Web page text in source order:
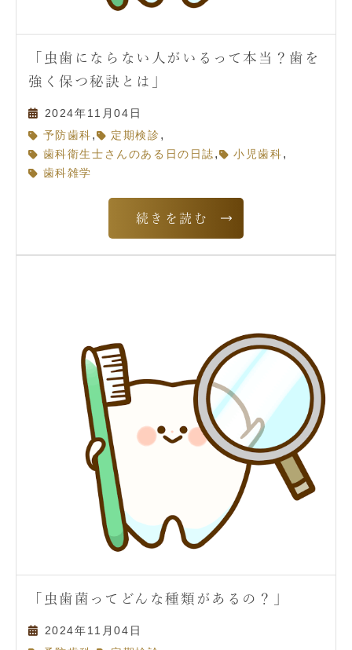
「虫歯にならない人がいるって本当？歯を
強く保つ秘訣とは」
2024年11月04日
予防歯科 , 定期検診 ,
歯科衛生士さんのある日の日誌 , 小児歯科 ,
歯科雑学
続きを読む
「虫歯菌ってどんな種類があるの？」
2024年11月04日